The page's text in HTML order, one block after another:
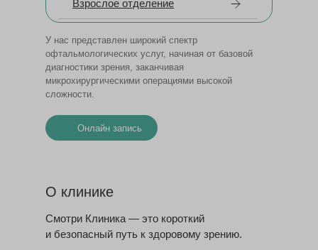
У нас представлен широкий спектр
офтальмологических услуг, начиная от базовой
диагностики зрения, заканчивая
микрохирургическими операциями высокой
сложности.
Онлайн запись
Взрослое отделение
О клинике
Смотри Клиника — это короткий
и безопасный путь к здоровому зрению.